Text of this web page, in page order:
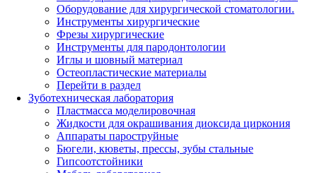
Оборудование для хирургической стоматологии.
Инструменты хирургические
Фрезы хирургические
Инструменты для пародонтологии
Иглы и шовный материал
Остеопластические материалы
Перейти в раздел
Зуботехническая лаборатория
Пластмасса моделировочная
Жидкости для окрашивания диоксида циркония
Аппараты пароструйные
Бюгели, кюветы, прессы, зубы стальные
Гипсоотстойники